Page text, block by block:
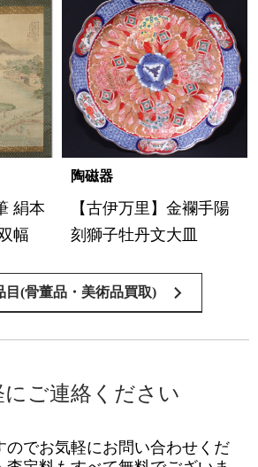
絹本
幅
陶磁器
【古伊万里】金襴手陽
刻獅子牡丹文大皿
目(骨董品・美術品買取)
にご連絡ください
のでお気軽にお問い合わせくだ